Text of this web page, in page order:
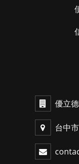
優立
台中